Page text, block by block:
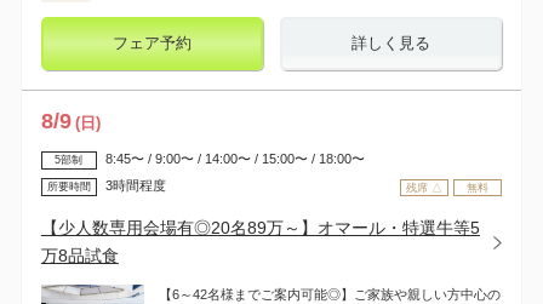
フェア予約 詳しく見る
8/9 (日)
残席 △ 無料
5部制 8:45〜 / 9:00〜 / 14:00〜 / 15:00〜 / 18:00〜
所要時間 3時間程度
【少人数専用会場有◎20名89万～】オマール・特選牛等5
万8品試食
【6～42名様までご案内可能◎】ご家族や親しい方中心の